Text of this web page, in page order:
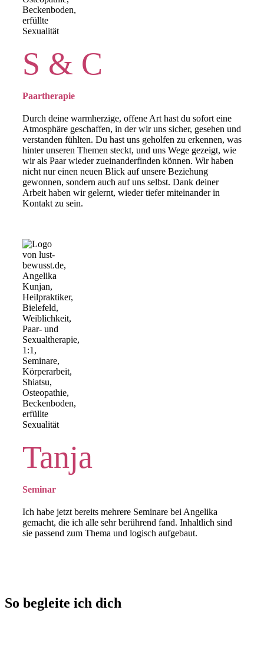
S & C
Paartherapie
Durch deine warmherzige, offene Art hast du sofort eine
Atmosphäre geschaffen, in der wir uns sicher, gesehen und
verstanden fühlten. Du hast uns geholfen zu erkennen, was
hinter unseren Themen steckt, und uns Wege gezeigt, wie
wir als Paar wieder zueinanderfinden können. Wir haben
nicht nur einen neuen Blick auf unsere Beziehung
gewonnen, sondern auch auf uns selbst. Dank deiner
Arbeit haben wir gelernt, wieder tiefer miteinander in
Kontakt zu sein.
Tanja
Seminar
Ich habe jetzt bereits mehrere Seminare bei Angelika
gemacht, die ich alle sehr berührend fand. Inhaltlich sind
sie passend zum Thema und logisch aufgebaut.
So begleite ich dich